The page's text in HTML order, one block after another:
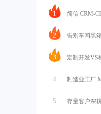
1 简信 CRM-
2 告别车间黑
3 定制开发VS
4 制造业工厂
5 存量客户深